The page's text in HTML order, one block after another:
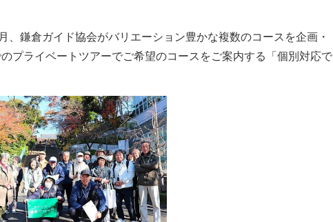
鎌倉ガイド協会がバリエーション豊かな複数のコースを企画・
プライベートツアーでご希望のコースをご案内する「個別対応で